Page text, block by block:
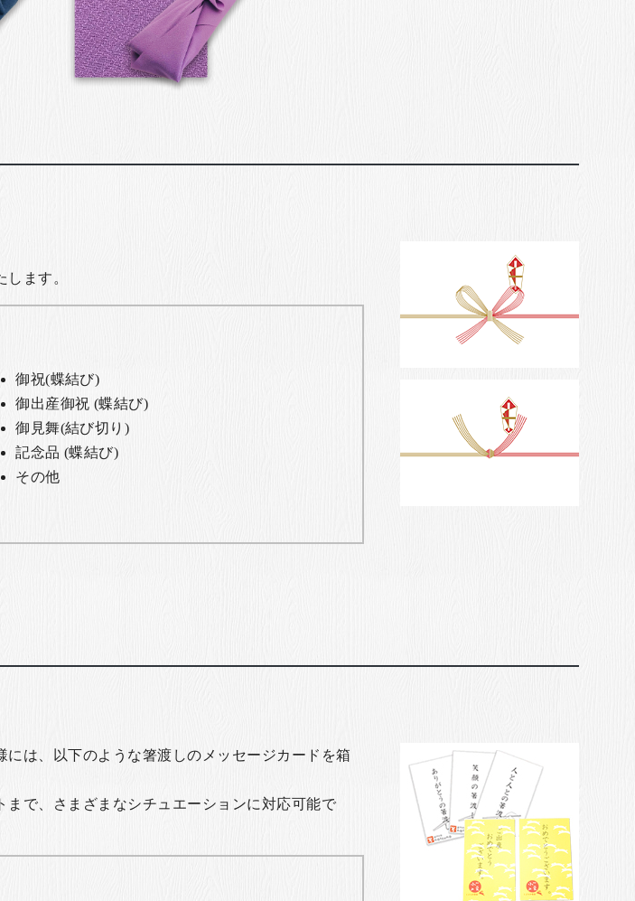
ます。
御祝(蝶結び)
御出産御祝 (蝶結び)
御見舞(結び切り)
記念品 (蝶結び)
その他
は、以下のような箸渡しのメッセージカードを箱
で、さまざまなシチュエーションに対応可能で